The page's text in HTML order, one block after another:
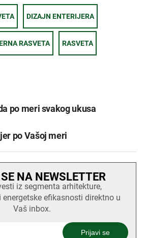
DIZAJN ENTERIJERA
RASVETA RASVETA
po meri svakog ukusa
po Vašoj meri
NA NEWSLETTER
iz segmenta arhitekture,
efikasnosti direktno u
Vaš inbox.